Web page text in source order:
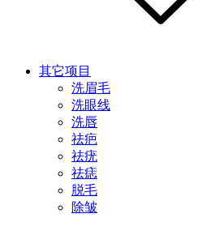
其它项目
洗眉毛
洗眼线
洗唇
祛疤
祛疣
祛痣
脱毛
除皱